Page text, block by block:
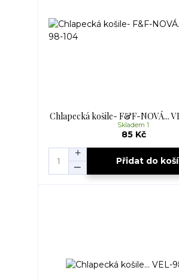
Chlapecká košile- F&F-NOVÁ...
85 Kč
Skladem 1
Přidat do